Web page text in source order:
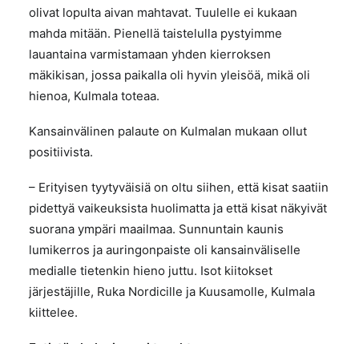
olivat lopulta aivan mahtavat. Tuulelle ei kukaan
mahda mitään. Pienellä taistelulla pystyimme
lauantaina varmistamaan yhden kierroksen
mäkikisan, jossa paikalla oli hyvin yleisöä, mikä oli
hienoa, Kulmala toteaa.
Kansainvälinen palaute on Kulmalan mukaan ollut
positiivista.
– Erityisen tyytyväisiä on oltu siihen, että kisat saatiin
pidettyä vaikeuksista huolimatta ja että kisat näkyivät
suorana ympäri maailmaa. Sunnuntain kaunis
lumikerros ja auringonpaiste oli kansainväliselle
medialle tietenkin hieno juttu. Isot kiitokset
järjestäjille, Ruka Nordicille ja Kuusamolle, Kulmala
kiittelee.